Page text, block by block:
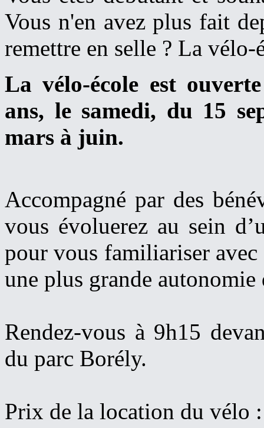
Vous n'en avez plus fait
remettre en selle ? La
La vélo-école est
ans, le samedi, du 15
mars à juin.
Accompagné par des
vous évoluerez au sein
pour vous familiariser
une plus grande
Rendez-vous à 9h15
du parc Borély.
Prix de la location du vélo